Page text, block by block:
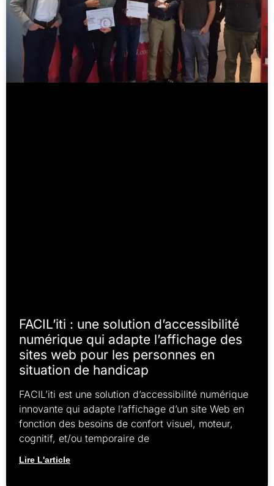
FACIL’iti : une solution d’accessibilité
numérique qui adapte l’affichage des
sites web pour les personnes en
situation de handicap
FACIL’iti est une solution d’accessibilité numérique
innovante qui adapte l’affichage d’un site Web en
fonction des besoins de confort visuel, moteur,
cognitif, et/ou temporaire de
Lire L'article